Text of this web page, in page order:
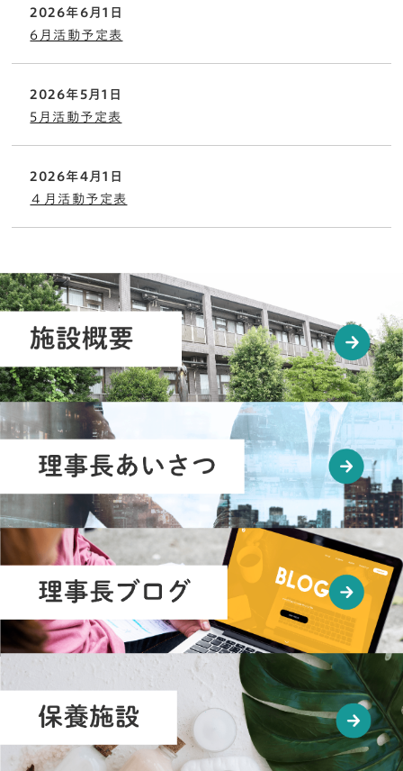
2026年6月1日
6月活動予定表
2026年5月1日
5月活動予定表
2026年4月1日
４月活動予定表